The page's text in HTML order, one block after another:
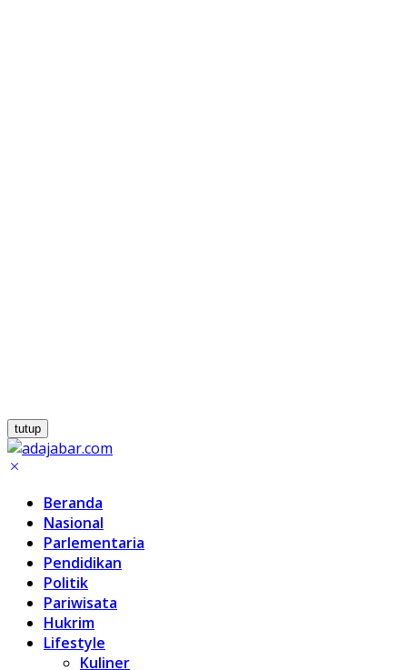
tutup
Beranda
Nasional
Parlementaria
Pendidikan
Politik
Pariwisata
Hukrim
Lifestyle
Kuliner